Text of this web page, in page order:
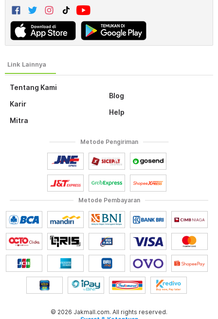
Tentang Kami
Karir
Mitra
Blog
Help
Metode Pembayaran
Metode Pengiriman
© 2026 Jakmall.com. All rights reserved.